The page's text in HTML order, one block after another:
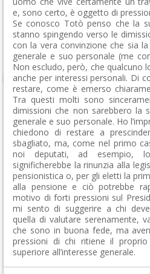
e, sono certo, è oggetto di
Se conosco Totò penso che la
stanno spingendo verso le
con la vera convinzione che sia
generale e suo personale (me
Non escludo, però, che qualcuno
anche per interessi personali. Di
restare, come è emerso
Tra questi molti sono
dimissioni che non sarebbero la
generale e suo personale. Ho
chiedono di restare a
sbagliato, ma, come nel primo
noi deputati, ad esempio, lo
significherebbe la rinunzia alla
pensionistica o, per gli eletti la
alla pensione e ciò potrebbe
motivo di forti pressioni sul
mi sento di suggerire a chi
quella di valutare serenamente,
che sono in buona fede, ma
pressioni di chi ritiene il
superiore all’interesse generale.